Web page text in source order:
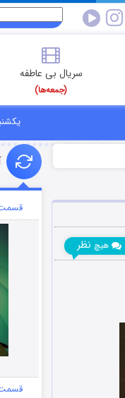
سریال بی عاطفه
(جمعه‌ها)
یکشنبه ۱۸
هیچ نظر